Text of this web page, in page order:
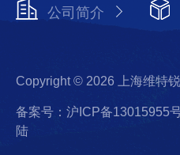
公司简介
Copyright © 2026 上海维特
备案号：沪ICP备13015955
陆